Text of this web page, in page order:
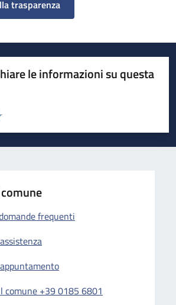
trasparenza
le informazioni su questa
pagina
5 stelle su 5
stelle su 5
su 5
su 5
frequenti
comune +39 0185 6801